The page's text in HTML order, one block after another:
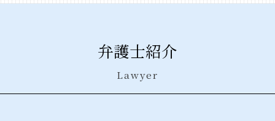
風営法 許可申請
風営法 施行規則
一般廃棄物 産業廃棄物 違い
廃棄物処理法 概要
産業廃棄物 収集運搬料金
不法投棄 時効
リーガルチェック とは
事業譲渡 契約書
債権回収 時効 裁判
債権 時効 5年 10年
債権回収 訴訟
債権回収 神奈川県 相談
債権回収 中央区 弁護士
風営法 埼玉県 相談
弁護士紹介
Lawyer